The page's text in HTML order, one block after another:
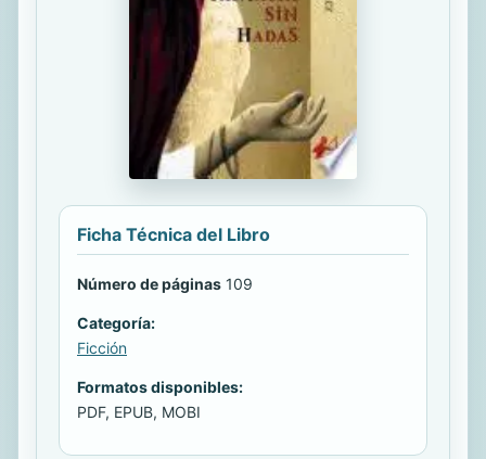
Ficha Técnica del Libro
Número de páginas 109
Categoría:
Ficción
Formatos disponibles:
PDF, EPUB, MOBI